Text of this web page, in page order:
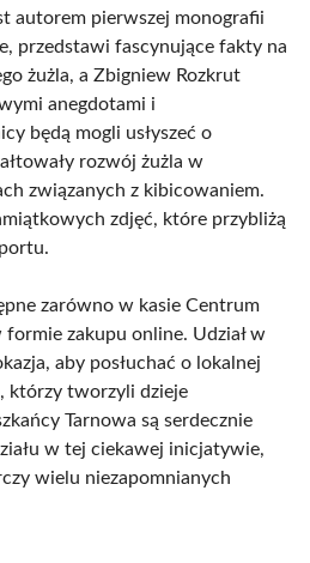
autorem pierwszej monografii
przedstawi fascynujące fakty na
żużla, a Zbigniew Rozkrut
anegdotami i
będą mogli usłyszeć o
rozwój żużla w
związanych z kibicowaniem.
zdjęć, które przybliżą
zarówno w kasie Centrum
zakupu online. Udział w
aby posłuchać o lokalnej
którzy tworzyli dzieje
Tarnowa są serdecznie
w tej ciekawej inicjatywie,
wielu niezapomnianych